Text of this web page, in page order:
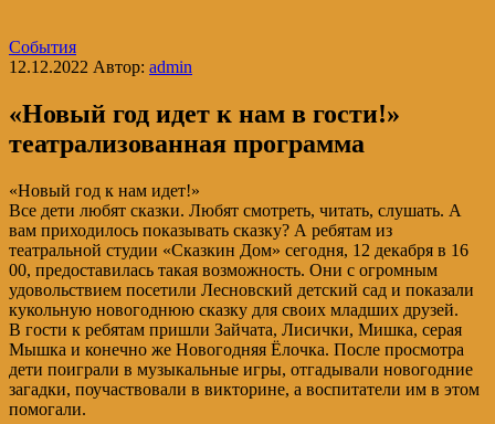
События
12.12.2022 Автор: admin
«Новый год идет к нам в гости!»
театрализованная программа
«Новый год к нам идет!»
Все дети любят сказки. Любят смотреть, читать, слушать. А
вам приходилось показывать сказку? А ребятам из
театральной студии «Сказкин Дом» сегодня, 12 декабря в 16
00, предоставилась такая возможность. Они с огромным
удовольствием посетили Лесновский детский сад и показали
кукольную новогоднюю сказку для своих младших друзей.
В гости к ребятам пришли Зайчата, Лисички, Мишка, серая
Мышка и конечно же Новогодняя Ёлочка. После просмотра
дети поиграли в музыкальные игры, отгадывали новогодние
загадки, поучаствовали в викторине, а воспитатели им в этом
помогали.